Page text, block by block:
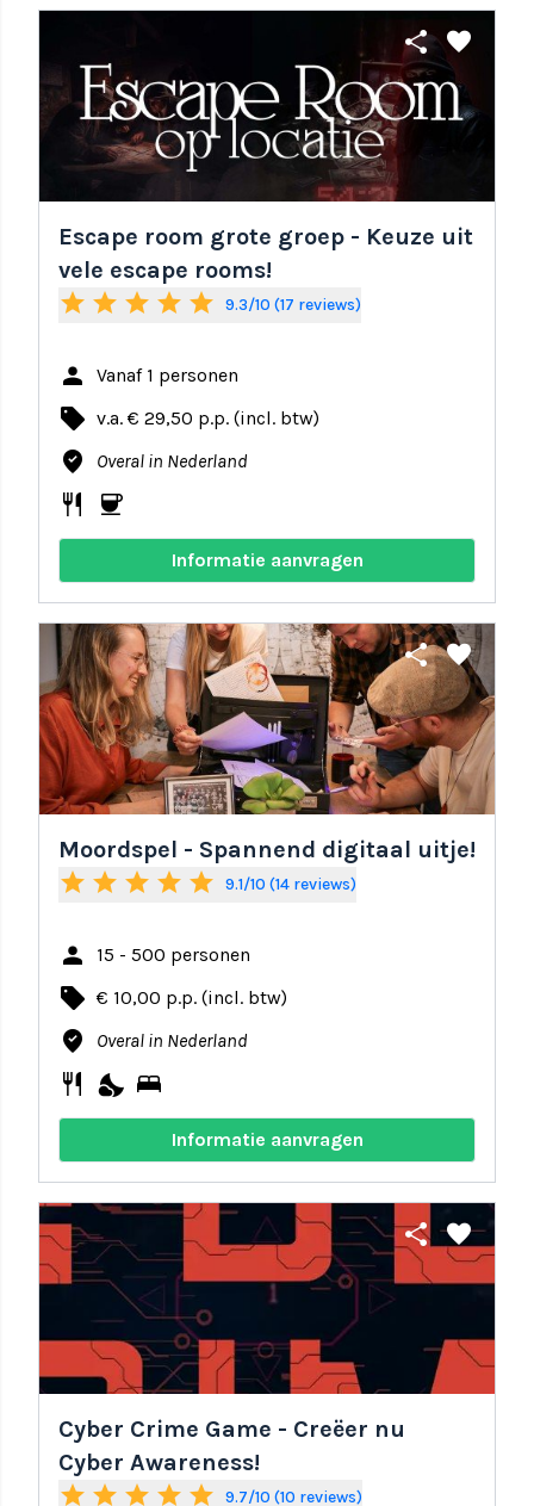
share favorite
Escape room grote groep - Keuze uit
vele escape rooms!
star star star star star 9.3/10 (17 reviews)
person Vanaf 1 personen
local_offer v.a. € 29,50 p.p. (incl. btw)
where_to_vote Overal in Nederland
restaurant coffee
Informatie aanvragen
share favorite
Moordspel - Spannend digitaal uitje!
star star star star star 9.1/10 (14 reviews)
person 15 - 500 personen
local_offer € 10,00 p.p. (incl. btw)
where_to_vote Overal in Nederland
restaurant nights_stay bed
Informatie aanvragen
share favorite
Cyber Crime Game - Creëer nu
Cyber Awareness!
star star star star star 9.7/10 (10 reviews)